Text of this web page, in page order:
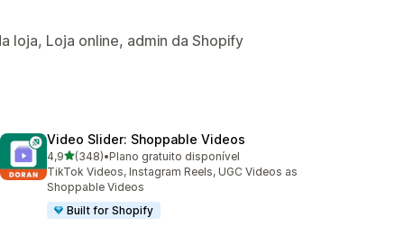
loja, Loja online, admin da Shopify
Video Slider: Shoppable Videos
4,9de 5 estrelas
(348)
348 total de avaliações
•Plano gratuito disponível
TikTok Videos, Instagram Reels, UGC Videos as
Shoppable Videos
Built for Shopify